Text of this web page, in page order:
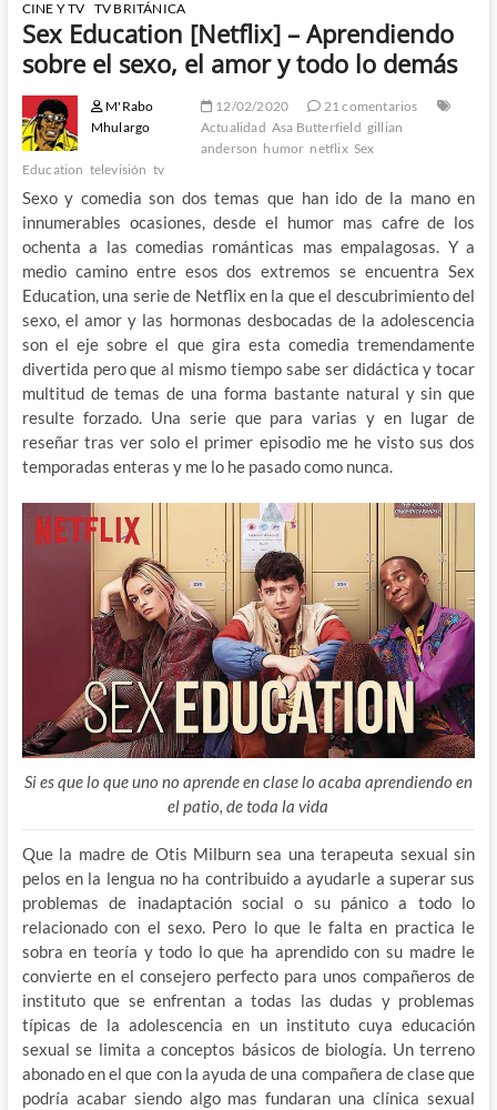
CINE Y TV TV BRITÁNICA
Sex Education [Netflix] – Aprendiendo
sobre el sexo, el amor y todo lo demás
M'Rabo
Mhulargo
12/02/2020
21 comentarios
Actualidad Asa Butterfield gillian
anderson humor netflix Sex
Education televisión tv
Sexo y comedia son dos temas que han ido de la mano en
innumerables ocasiones, desde el humor mas cafre de los
ochenta a las comedias románticas mas empalagosas. Y a
medio camino entre esos dos extremos se encuentra Sex
Education, una serie de Netflix en la que el descubrimiento del
sexo, el amor y las hormonas desbocadas de la adolescencia
son el eje sobre el que gira esta comedia tremendamente
divertida pero que al mismo tiempo sabe ser didáctica y tocar
multitud de temas de una forma bastante natural y sin que
resulte forzado. Una serie que para varias y en lugar de
reseñar tras ver solo el primer episodio me he visto sus dos
temporadas enteras y me lo he pasado como nunca.
Si es que lo que uno no aprende en clase lo acaba aprendiendo en
el patio, de toda la vida
Que la madre de Otis Milburn sea una terapeuta sexual sin
pelos en la lengua no ha contribuido a ayudarle a superar sus
problemas de inadaptación social o su pánico a todo lo
relacionado con el sexo. Pero lo que le falta en practica le
sobra en teoría y todo lo que ha aprendido con su madre le
convierte en el consejero perfecto para unos compañeros de
instituto que se enfrentan a todas las dudas y problemas
típicas de la adolescencia en un instituto cuya educación
sexual se limita a conceptos básicos de biología. Un terreno
abonado en el que con la ayuda de una compañera de clase que
podría acabar siendo algo mas fundaran una clínica sexual